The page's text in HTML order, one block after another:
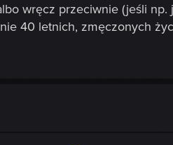
wręcz przeciwnie (jeśli
40 letnich, zmęczonych